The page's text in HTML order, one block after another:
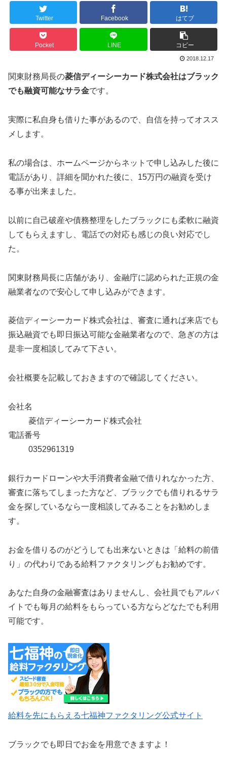
Twitter Facebook はてブ
Pocket LINE コピー
2018.12.17
関東財務局長の菱信ディーシーカード株式会社はブラック
でも融資可能なサラ金です。
実際に私自身も借りた事があるので、自信を持ってオスス
メします。
私の場合は、ホームページからネットで申し込みした後に
電話があり、詳細を聞かれた後に、15万円の融資を受け
る事が出来ました。
以前に自己破産や債務整理をしたブラックにも柔軟に融資
してもらえますし、電話での対応も感じの良い対応でし
た。
関東財務局長に店舗があり、金融庁に認められた正規の金
融業者なので安心して申し込みができます。
菱信ディーシーカード株式会社は、審査に通れば来店でも
振込融資でも即日振込可能な金融業者なので、急ぎの方は
是非一度相談してみて下さい。
会社概要を記載しておきますので確認してください。
会社名
菱信ディーシーカード株式会社
電話番号
0352961319
銀行カードローンや大手消費者金融で借りれなかった方、
審査に落ちてしまった方など、ブラックでも借りれるサラ
金を探しているなら一度相談してみることをお勧めしま
す。
お金を借りるのがどうしても出来ないときは「給料の前借
り」の代わりである給料ファクタリングもお勧めです。
あなた自身の金融審査はありませんし、会社員でもアルバ
イトでも毎月の給料をもらっている方ならどなたでも利用
可能です。
給料を先にもらえる七福神ファクタリング公式サイト
ブラックでも即日でお金を用意できますよ！